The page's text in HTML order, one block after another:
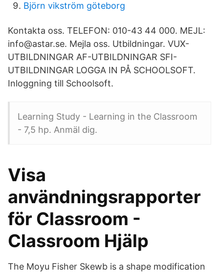
Björn vikström göteborg
Kontakta oss. TELEFON: 010-43 44 000. MEJL:
info@astar.se. Mejla oss. Utbildningar. VUX-
UTBILDNINGAR AF-UTBILDNINGAR SFI-
UTBILDNINGAR LOGGA IN PÅ SCHOOLSOFT.
Inloggning till Schoolsoft.
Learning Study - Learning in the Classroom
- 7,5 hp. Anmäl dig.
Visa
användningsrapporter
för Classroom -
Classroom Hjälp
The Moyu Fisher Skewb is a shape modification